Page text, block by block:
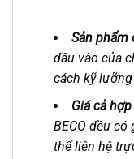
Sản phẩm
đầu vào của
cách kỹ
Giá cả
BECO đều
thể liên hệ